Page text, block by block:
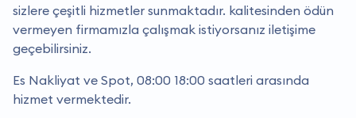
sizlere çeşitli hizmetler sunmaktadır. kalitesinden ödün
vermeyen firmamızla çalışmak istiyorsanız iletişime
geçebilirsiniz.
Es Nakliyat ve Spot, 08:00 18:00 saatleri arasında
hizmet vermektedir.